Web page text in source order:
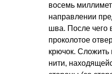
восемь
направлении
шва. После чего
проколотое
крючок. Сложить
нити,